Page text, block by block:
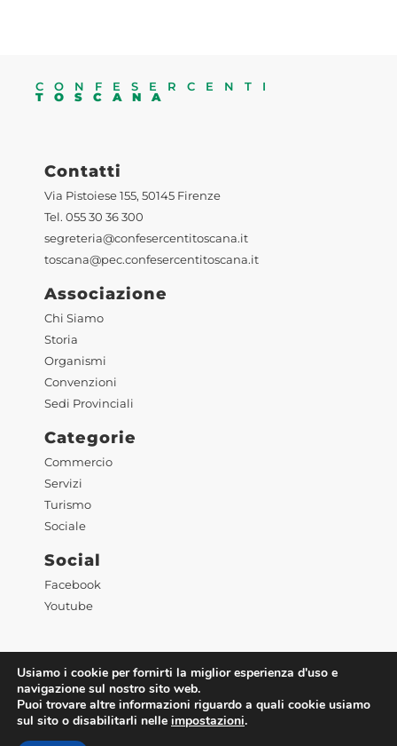
CONFESERCENTI
TOSCANA
Contatti
Via Pistoiese 155, 50145 Firenze
Tel. 055 30 36 300
segreteria@confesercentitoscana.it
toscana@pec.confesercentitoscana.it
Associazione
Chi Siamo
Storia
Organismi
Convenzioni
Sedi Provinciali
Categorie
Commercio
Servizi
Turismo
Sociale
Social
Facebook
Youtube
©2023 Confesercenti Toscana |Privacy
Usiamo i cookie per fornirti la miglior esperienza d'uso e
navigazione sul nostro sito web.
Puoi trovare altre informazioni riguardo a quali cookie usiamo
sul sito o disabilitarli nelle impostazioni.